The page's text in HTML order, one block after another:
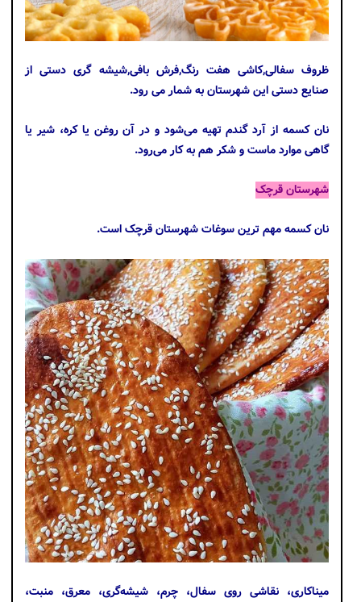
ظروف سفالی,کاشی هفت رنگ,فرش بافی,شیشه گری دستی از
صنایع دستی این شهرستان به شمار می رود.
نان کسمه از آرد گندم تهیه می‌شود و در آن روغن یا کره، شیر یا
گاهی موارد ماست و شکر هم به کار می‌رود.
شهرستان قرچک
نان کسمه مهم ترین سوغات شهرستان قرچک است.
میناکاری، نقاشی روی سفال، چرم، شیشه‌گری، معرق، منبت،